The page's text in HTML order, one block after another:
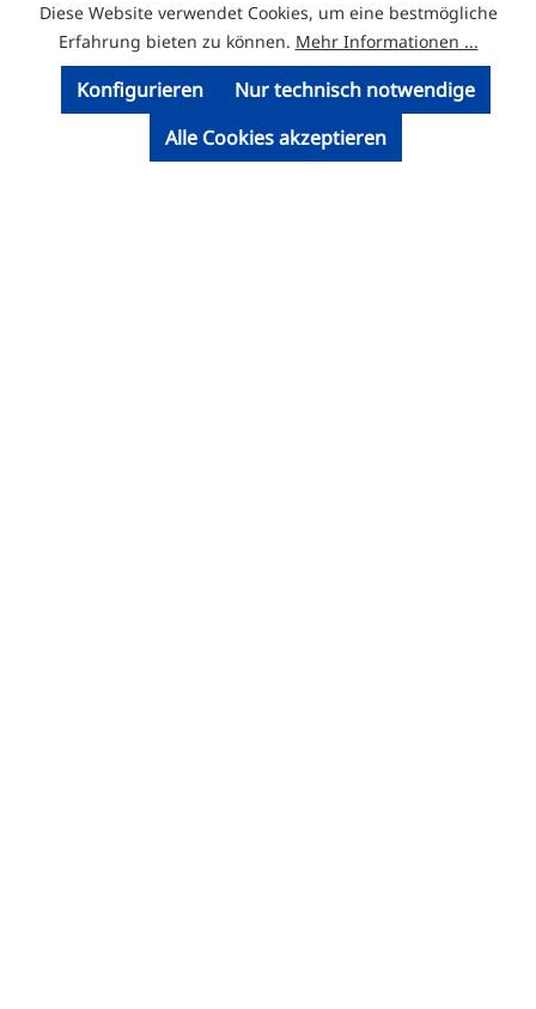
Diese Website verwendet Cookies, um eine bestmögliche
Erfahrung bieten zu können. Mehr Informationen ...
Nur technisch notwendige
Konfigurieren
Alle Cookies akzeptieren